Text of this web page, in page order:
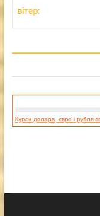
вітер:
Курси долара, євро і рубля